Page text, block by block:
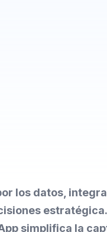
los datos,
simplifica la